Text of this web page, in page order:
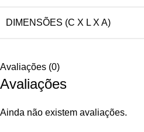
DIMENSÕES (C X L X A)
Avaliações (0)
Avaliações
Ainda não existem avaliações.